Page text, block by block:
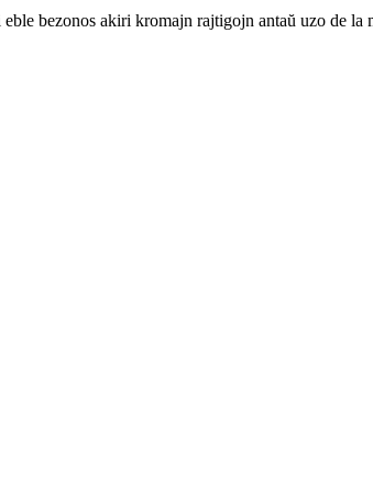
bezonos akiri kromajn rajtigojn antaŭ uzo de la